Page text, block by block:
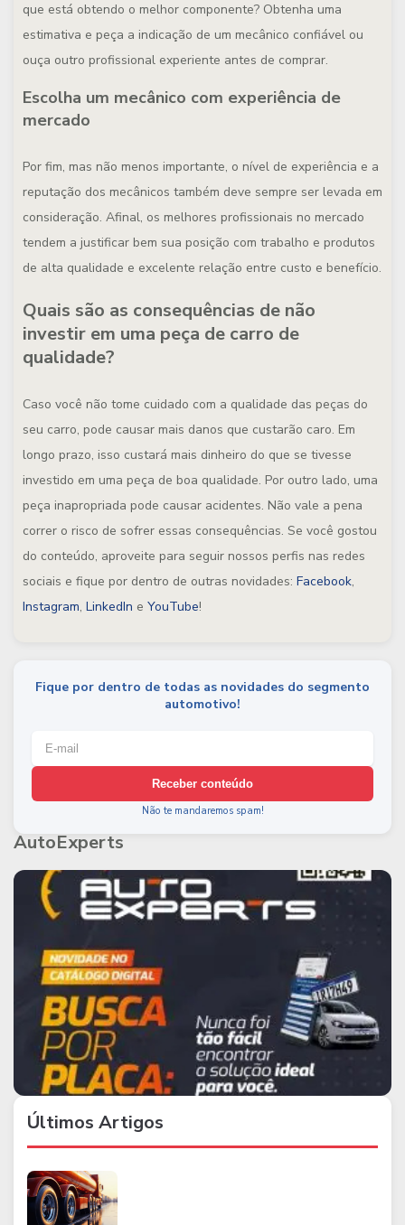
que está obtendo o melhor componente? Obtenha uma
estimativa e peça a indicação de um mecânico confiável ou
ouça outro profissional experiente antes de comprar.
Escolha um mecânico com experiência de
mercado
Por fim, mas não menos importante, o nível de experiência e a
reputação dos mecânicos também deve sempre ser levada em
consideração. Afinal, os melhores profissionais no mercado
tendem a justificar bem sua posição com trabalho e produtos
de alta qualidade e excelente relação entre custo e benefício.
Quais são as consequências de não
investir em uma peça de carro de
qualidade?
Caso você não tome cuidado com a qualidade das peças do
seu carro, pode causar mais danos que custarão caro. Em
longo prazo, isso custará mais dinheiro do que se tivesse
investido em uma peça de boa qualidade. Por outro lado, uma
peça inapropriada pode causar acidentes. Não vale a pena
correr o risco de sofrer essas consequências. Se você gostou
do conteúdo, aproveite para seguir nossos perfis nas redes
sociais e fique por dentro de outras novidades: Facebook,
Instagram, LinkedIn e YouTube!
Fique por dentro de todas as novidades do segmento
automotivo!
Receber conteúdo
Não te mandaremos spam!
AutoExperts
Últimos Artigos